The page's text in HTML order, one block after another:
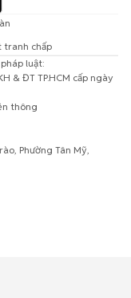
tranh chấp
luật:
& ĐT TP.HCM cấp ngày
thông
Phường Tân Mỹ,